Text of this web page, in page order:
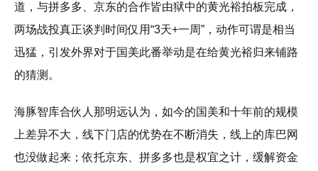
道，与拼多多、京东的合作皆由狱中的黄光裕拍板完成，
两场战投真正谈判时间仅用“3天+一周”，动作可谓是相当
迅猛，引发外界对于国美此番举动是在给黄光裕归来铺路
的猜测。
海豚智库合伙人那明远认为，如今的国美和十年前的规模
上差异不大，线下门店的优势在不断消失，线上的库巴网
也没做起来；依托京东、拼多多也是权宜之计，缓解资金